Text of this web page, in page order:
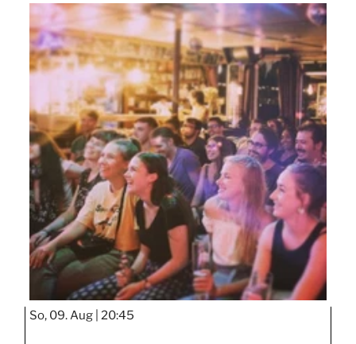
So, 09. Aug | 20:45